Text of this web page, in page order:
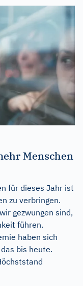
Menschen
für dieses Jahr ist
zu verbringen.
gezwungen sind,
führen.
haben sich
bis heute.